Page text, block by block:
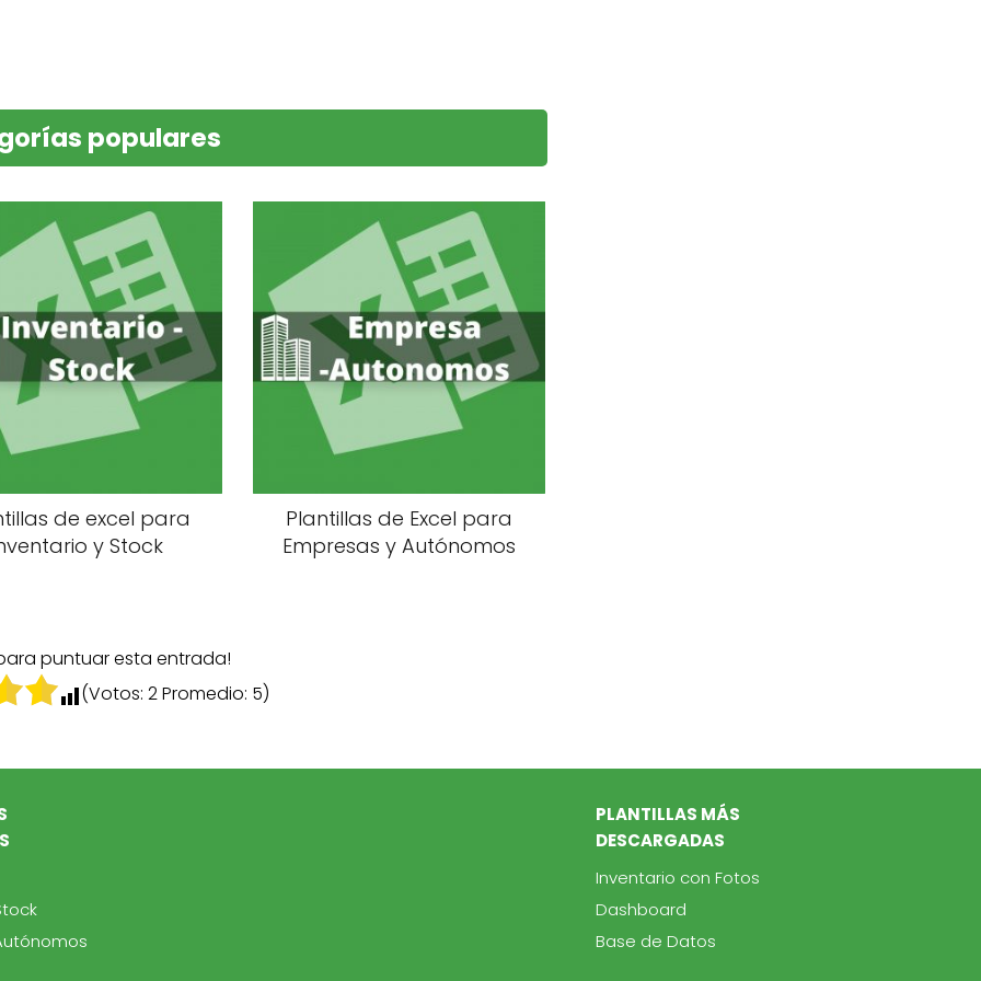
populares
de excel para
y Stock
Plantillas de Excel para
Empresas y Autónomos
puntuar esta entrada!
(Votos: 2Promedio: 5)
PLANTILLAS MÁS
DESCARGADAS
Inventario con Fotos
Dashboard
Base de Datos